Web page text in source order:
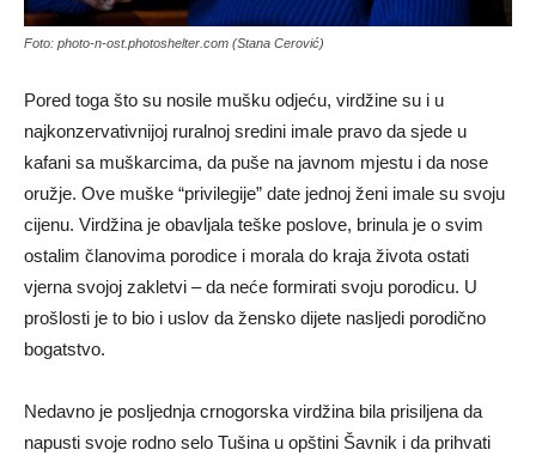
Foto: photo-n-ost.photoshelter.com (Stana Cerović)
Pored toga što su nosile mušku odjeću, virdžine su i u
najkonzervativnijoj ruralnoj sredini imale pravo da sjede u
kafani sa muškarcima, da puše na javnom mjestu i da nose
oružje. Ove muške “privilegije” date jednoj ženi imale su svoju
cijenu. Virdžina je obavljala teške poslove, brinula je o svim
ostalim članovima porodice i morala do kraja života ostati
vjerna svojoj zakletvi – da neće formirati svoju porodicu. U
prošlosti je to bio i uslov da žensko dijete nasljedi porodično
bogatstvo.
Nedavno je posljednja crnogorska virdžina bila prisiljena da
napusti svoje rodno selo Tušina u opštini Šavnik i da prihvati